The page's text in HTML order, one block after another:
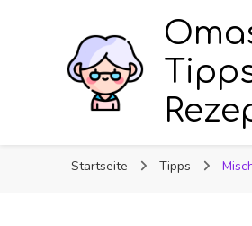
Startseite Tipps